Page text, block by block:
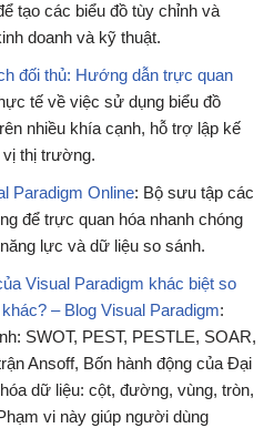
tạo các biểu đồ tùy chỉnh và
doanh và kỹ thuật.
đối thủ: Hướng dẫn trực quan
tế về việc sử dụng biểu đồ
nhiều khía cạnh, hỗ trợ lập kế
thị trường.
Paradigm Online: Bộ sưu tập các
để trực quan hóa nhanh chóng
lực và dữ liệu so sánh.
Visual Paradigm khác biệt so
– Blog Visual Paradigm:
SWOT, PEST, PESTLE, SOAR,
Ansoff, Bốn hành động của Đại
dữ liệu: cột, đường, vùng, tròn,
vi này giúp người dùng